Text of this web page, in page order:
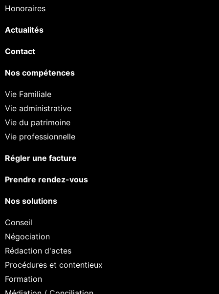
Honoraires
Actualités
Contact
Nos compétences
Vie Familiale
Vie administrative
Vie du patrimoine
Vie professionnelle
Régler une facture
Prendre rendez-vous
Nos solutions
Conseil
Négociation
Rédaction d'actes
Procédures et contentieux
Formation